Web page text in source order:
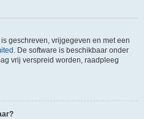
geschreven, vrijgegeven en met een
. De software is beschikbaar onder
vrij verspreid worden, raadpleeg